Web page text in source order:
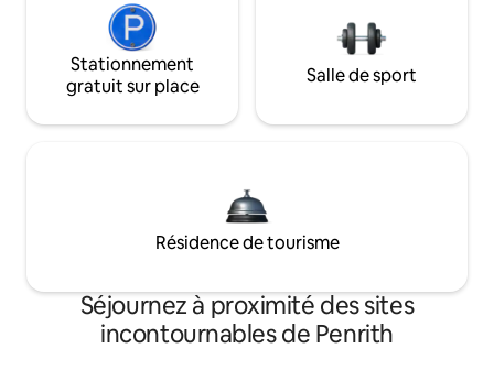
Stationnement
gratuit sur place
Salle de sport
Résidence de tourisme
Séjournez à proximité des sites
incontournables de Penrith